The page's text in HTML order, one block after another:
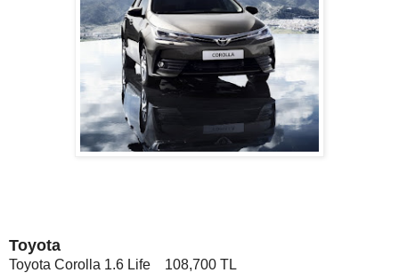
Toyota
Toyota Corolla 1.6 Life 108,700 TL